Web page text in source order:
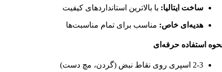
ساخت ایتالیا: با بالاترین استانداردهای کیفیت
هدیه‌ای خاص: مناسب برای تمام مناسبت‌ها
استفاده حرفه‌ای
2-3 اسپری روی نقاط نبض (گردن، مچ دست)